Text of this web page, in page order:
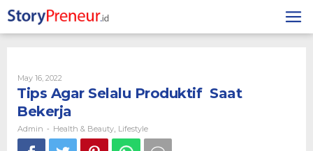
to
content
May 16, 2022
Tips Agar Selalu Produktif Saat
Bekerja
Admin - Health & Beauty Lifestyle